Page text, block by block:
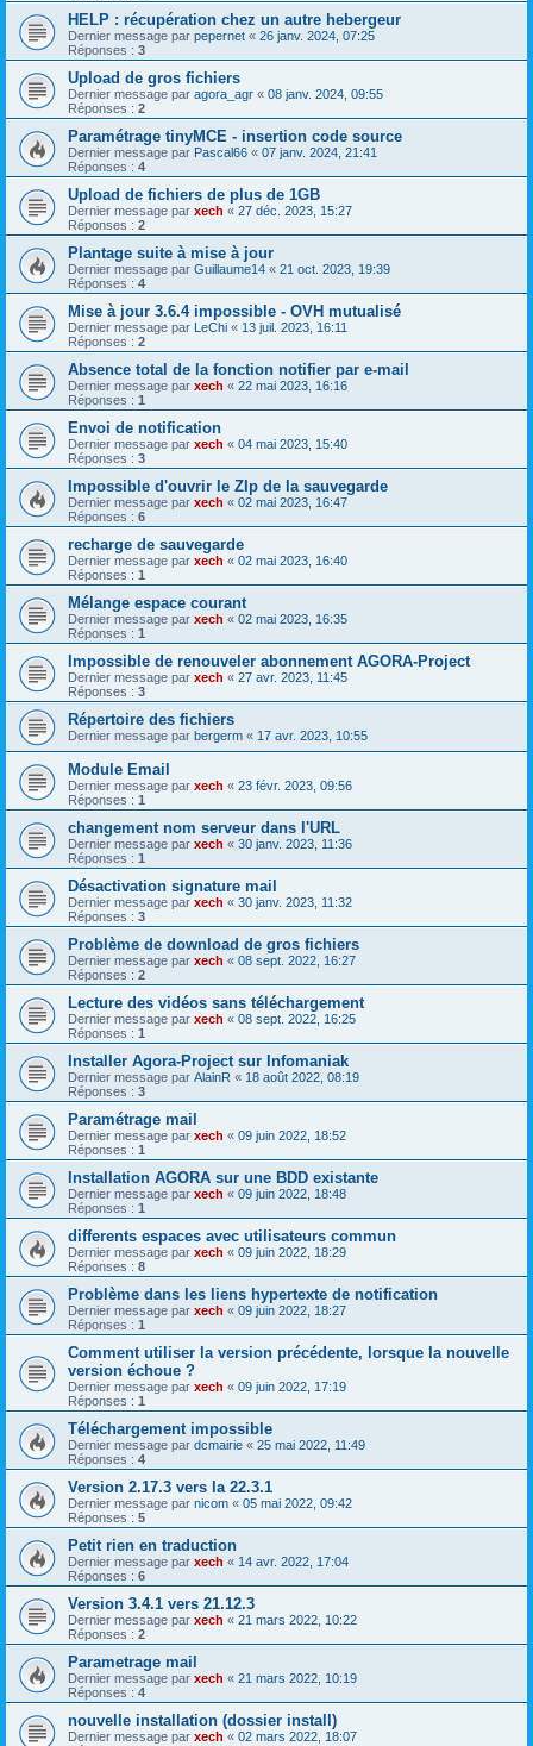
HELP : récupération chez un autre hebergeur
Dernier message par pepernet « 26 janv. 2024, 07:25
Réponses : 3
Upload de gros fichiers
Dernier message par agora_agr « 08 janv. 2024, 09:55
Réponses : 2
Paramétrage tinyMCE - insertion code source
Dernier message par Pascal66 « 07 janv. 2024, 21:41
Réponses : 4
Upload de fichiers de plus de 1GB
Dernier message par xech « 27 déc. 2023, 15:27
Réponses : 2
Plantage suite à mise à jour
Dernier message par Guillaume14 « 21 oct. 2023, 19:39
Réponses : 4
Mise à jour 3.6.4 impossible - OVH mutualisé
Dernier message par LeChi « 13 juil. 2023, 16:11
Réponses : 2
Absence total de la fonction notifier par e-mail
Dernier message par xech « 22 mai 2023, 16:16
Réponses : 1
Envoi de notification
Dernier message par xech « 04 mai 2023, 15:40
Réponses : 3
Impossible d'ouvrir le ZIp de la sauvegarde
Dernier message par xech « 02 mai 2023, 16:47
Réponses : 6
recharge de sauvegarde
Dernier message par xech « 02 mai 2023, 16:40
Réponses : 1
Mélange espace courant
Dernier message par xech « 02 mai 2023, 16:35
Réponses : 1
Impossible de renouveler abonnement AGORA-Project
Dernier message par xech « 27 avr. 2023, 11:45
Réponses : 3
Répertoire des fichiers
Dernier message par bergerm « 17 avr. 2023, 10:55
Module Email
Dernier message par xech « 23 févr. 2023, 09:56
Réponses : 1
changement nom serveur dans l'URL
Dernier message par xech « 30 janv. 2023, 11:36
Réponses : 1
Désactivation signature mail
Dernier message par xech « 30 janv. 2023, 11:32
Réponses : 3
Problème de download de gros fichiers
Dernier message par xech « 08 sept. 2022, 16:27
Réponses : 2
Lecture des vidéos sans téléchargement
Dernier message par xech « 08 sept. 2022, 16:25
Réponses : 1
Installer Agora-Project sur Infomaniak
Dernier message par AlainR « 18 août 2022, 08:19
Réponses : 3
Paramétrage mail
Dernier message par xech « 09 juin 2022, 18:52
Réponses : 1
Installation AGORA sur une BDD existante
Dernier message par xech « 09 juin 2022, 18:48
Réponses : 1
differents espaces avec utilisateurs commun
Dernier message par xech « 09 juin 2022, 18:29
Réponses : 8
Problème dans les liens hypertexte de notification
Dernier message par xech « 09 juin 2022, 18:27
Réponses : 1
Comment utiliser la version précédente, lorsque la nouvelle
version échoue ?
Dernier message par xech « 09 juin 2022, 17:19
Réponses : 1
Téléchargement impossible
Dernier message par dcmairie « 25 mai 2022, 11:49
Réponses : 4
Version 2.17.3 vers la 22.3.1
Dernier message par nicom « 05 mai 2022, 09:42
Réponses : 5
Petit rien en traduction
Dernier message par xech « 14 avr. 2022, 17:04
Réponses : 6
Version 3.4.1 vers 21.12.3
Dernier message par xech « 21 mars 2022, 10:22
Réponses : 2
Parametrage mail
Dernier message par xech « 21 mars 2022, 10:19
Réponses : 4
nouvelle installation (dossier install)
Dernier message par xech « 02 mars 2022, 18:07